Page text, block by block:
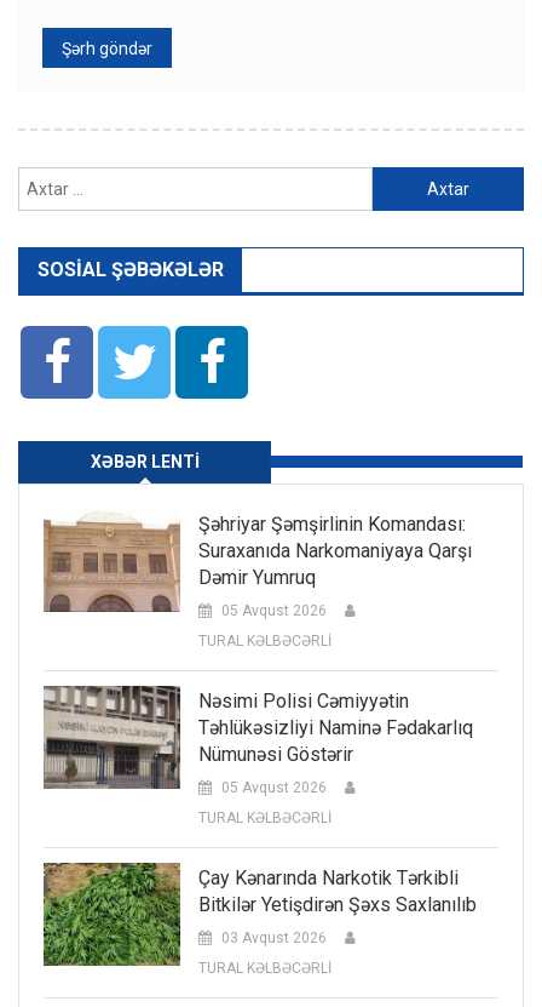
SOSIAL ŞƏBƏKƏLƏR
XƏBƏR LENTI
Şəhriyar Şəmşirlinin Komandası:
Suraxanıda Narkomaniyaya Qarşı
Dəmir Yumruq
05 Avqust 2026
TURAL KƏLBƏCƏRLİ
Nəsimi Polisi Cəmiyyətin
Təhlükəsizliyi Naminə Fədakarlıq
Nümunəsi Göstərir
05 Avqust 2026
TURAL KƏLBƏCƏRLİ
Çay Kənarında Narkotik Tərkibli
Bitkilər Yetişdirən Şəxs Saxlanılıb
03 Avqust 2026
TURAL KƏLBƏCƏRLİ